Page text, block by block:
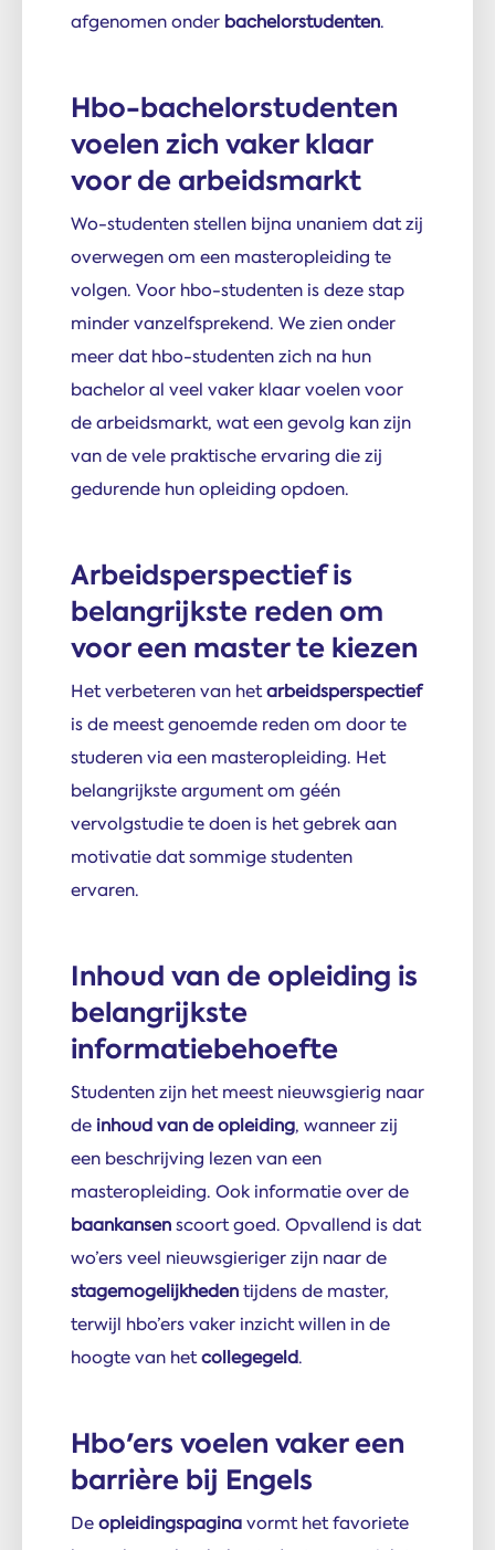
afgenomen onder bachelorstudenten.
Hbo-bachelorstudenten
voelen zich vaker klaar
voor de arbeidsmarkt
Wo-studenten stellen bijna unaniem dat zij
overwegen om een masteropleiding te
volgen. Voor hbo-studenten is deze stap
minder vanzelfsprekend. We zien onder
meer dat hbo-studenten zich na hun
bachelor al veel vaker klaar voelen voor
de arbeidsmarkt, wat een gevolg kan zijn
van de vele praktische ervaring die zij
gedurende hun opleiding opdoen.
Arbeidsperspectief is
belangrijkste reden om
voor een master te kiezen
Het verbeteren van hetarbeidsperspectief
is de meest genoemde reden om door te
studeren via een masteropleiding. Het
belangrijkste argument om géén
vervolgstudie te doen is het gebrek aan
motivatie dat sommige studenten
ervaren.
Inhoud van de opleiding is
belangrijkste
informatiebehoefte
Studenten zijn het meest nieuwsgierig naar
de inhoud van de opleiding, wanneer zij
een beschrijving lezen van een
masteropleiding. Ook informatie over de
baankansenscoort goed. Opvallend is dat
wo’ers veel nieuwsgieriger zijn naar de
stagemogelijkhedentijdens de master,
terwijl hbo’ers vaker inzicht willen in de
hoogte van hetcollegegeld.
Hbo'ers voelen vaker een
barrière bij Engels
Deopleidingspaginavormt het favoriete